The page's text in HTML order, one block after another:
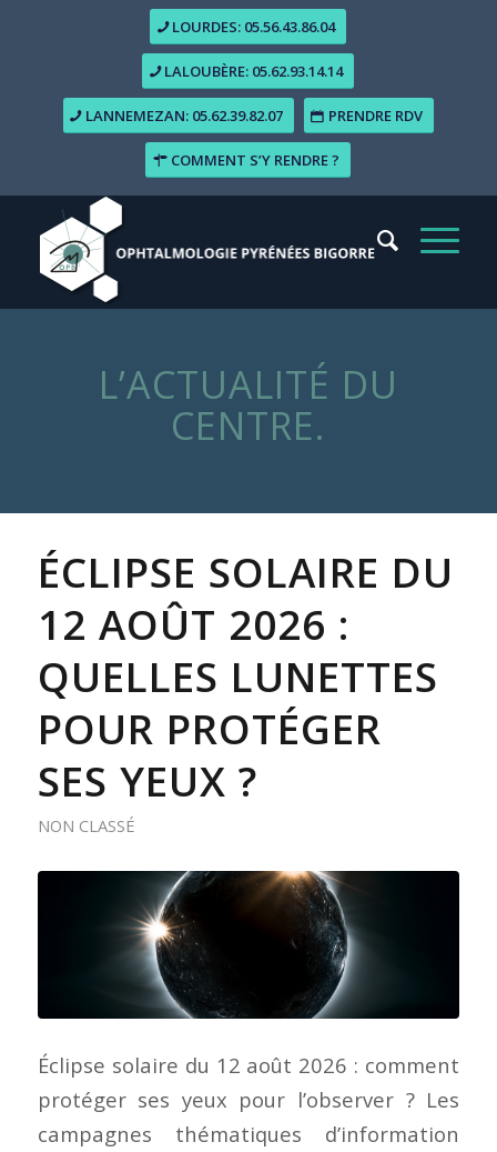
LOURDES: 05.56.43.86.04
LALOUBÈRE: 05.62.93.14.14
LANNEMEZAN: 05.62.39.82.07 PRENDRE RDV
COMMENT S’Y RENDRE ?
L’ACTUALITÉ DU
CENTRE.
ÉCLIPSE SOLAIRE DU
12 AOÛT 2026 :
QUELLES LUNETTES
POUR PROTÉGER
SES YEUX ?
NON CLASSÉ
Éclipse solaire du 12 août 2026 : comment
protéger ses yeux pour l’observer ? Les
campagnes thématiques d’information